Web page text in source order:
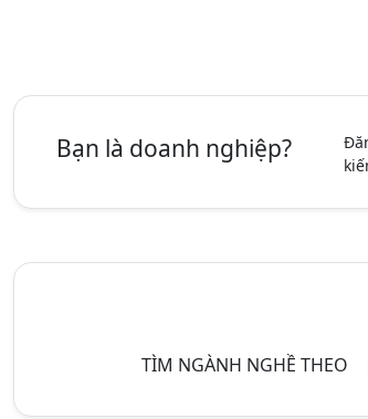
Bạn là doanh nghiệp?
TÌM NGÀNH NGHỀ THEO